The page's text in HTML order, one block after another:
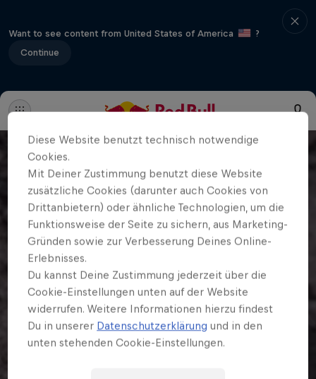
Want to see content from United States of America
?
Continue
Diese Website benutzt technisch notwendige
Cookies.
Mit Deiner Zustimmung benutzt diese Website
zusätzliche Cookies (darunter auch Cookies von
Drittanbietern) oder ähnliche Technologien, um die
Funktionsweise der Seite zu sichern, aus Marketing-
Gründen sowie zur Verbesserung Deines Online-
Erlebnisses.
Du kannst Deine Zustimmung jederzeit über die
Cookie-Einstellungen unten auf der Website
widerrufen. Weitere Informationen hierzu findest
Du in unserer Datenschutzerklärung und in den
unten stehenden Cookie-Einstellungen.